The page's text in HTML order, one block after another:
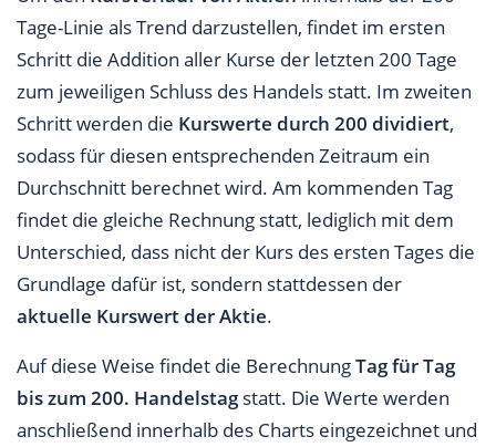
Tage-Linie als Trend darzustellen, findet im ersten
Schritt die Addition aller Kurse der letzten 200 Tage
zum jeweiligen Schluss des Handels statt. Im zweiten
Schritt werden die Kurswerte durch 200 dividiert,
sodass für diesen entsprechenden Zeitraum ein
Durchschnitt berechnet wird. Am kommenden Tag
findet die gleiche Rechnung statt, lediglich mit dem
Unterschied, dass nicht der Kurs des ersten Tages die
Grundlage dafür ist, sondern stattdessen der
aktuelle Kurswert der Aktie.
Auf diese Weise findet die BerechnungTag für Tag
bis zum 200. Handelstagstatt. Die Werte werden
anschließend innerhalb des Charts eingezeichnet und